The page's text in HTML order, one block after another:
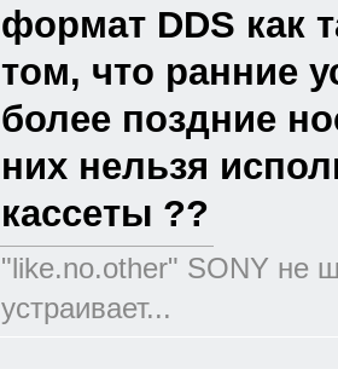
формат DDS как
том, что ранние
более поздние
них нельзя
кассеты ??
"like.no.other" SONY не
устраивает...